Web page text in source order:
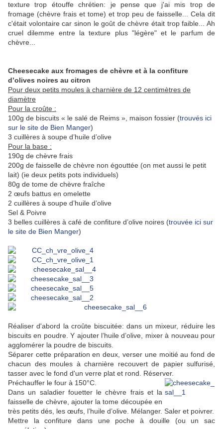
texture trop étouffe chrétien: je pense que j'ai mis trop de
fromage (chèvre frais et tome) et trop peu de faisselle... Cela dit
c'était volontaire car sinon le goût de chèvre était trop faible... Ah
cruel dilemme entre la texture plus "légère" et le parfum de
chèvre...
Cheesecake aux fromages de chèvre et à la confiture
d’olives noires au citron
Pour deux petits moules à charnière de 12 centimètres de
diamètre
Pour la croûte :
100g de biscuits « le salé de Reims », maison fossier (trouvés ici
sur le site de Bien Manger)
3 cuillères à soupe d’huile d’olive
Pour la base :
190g de chèvre frais
200g de faisselle de chèvre non égouttée (on met aussi le petit
lait) (ie deux petits pots individuels)
80g de tome de chèvre fraîche
2 œufs battus en omelette
2 cuillères à soupe d’huile d’olive
Sel & Poivre
3 belles cuillères à café de confiture d’olive noires (trouvée ici sur
le site de Bien Manger)
Réaliser d'abord la croûte biscuitée: dans un mixeur, réduire les
biscuits en poudre. Y ajouter l’huile d’olive, mixer à nouveau pour
agglomérer la poudre de biscuits.
Séparer cette préparation en deux, verser une moitié au fond de
chacun des moules à charnière recouvert de papier sulfurisé,
tasser avec le fond d'un verre plat et rond. Réserver.
Préchauffer le four à 150°C.
Dans un saladier fouetter le chèvre frais et la
faisselle de chèvre, ajouter la tome découpée en
très petits dés, les œufs, l’huile d’olive. Mélanger. Saler et poivrer.
Mettre la confiture dans une poche à douille (ou un sac